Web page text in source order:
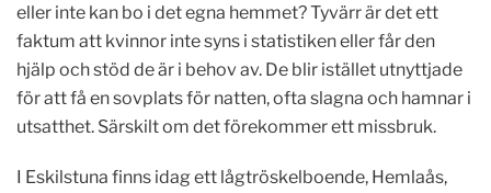
eller inte kan bo i det egna hemmet? Tyvärr är det ett
faktum att kvinnor inte syns i statistiken eller får den
hjälp och stöd de är i behov av. De blir istället utnyttjade
för att få en sovplats för natten, ofta slagna och hamnar i
utsatthet. Särskilt om det förekommer ett missbruk.
I Eskilstuna finns idag ett lågtröskelboende, Hemlaås,